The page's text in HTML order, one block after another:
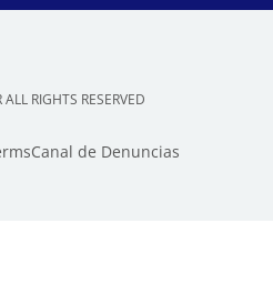
RIGHTS RESERVED
Canal de Denuncias